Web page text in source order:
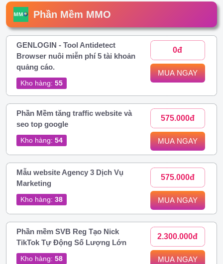
Phần Mềm MMO
GENLOGIN - Tool Antidetect
Browser nuôi miễn phí 5 tài khoản
quảng cáo.
Kho hàng: 55
0đ
MUA NGAY
Phần Mềm tăng traffic website và
seo top google
Kho hàng: 54
575.000đ
MUA NGAY
Mẫu website Agency 3 Dịch Vụ
Marketing
Kho hàng: 38
575.000đ
MUA NGAY
Phần mềm SVB Reg Tạo Nick
TikTok Tự Động Số Lượng Lớn
Kho hàng: 58
2.300.000đ
MUA NGAY